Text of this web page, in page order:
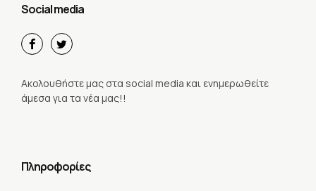
Social media
Ακολουθήστε μας στα social media και ενημερωθείτε
άμεσα για τα νέα μας!!
Πληροφορίες